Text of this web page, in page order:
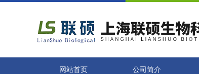
网站首页 公司简介